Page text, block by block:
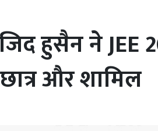
हुसैन ने JEE
और शामिल